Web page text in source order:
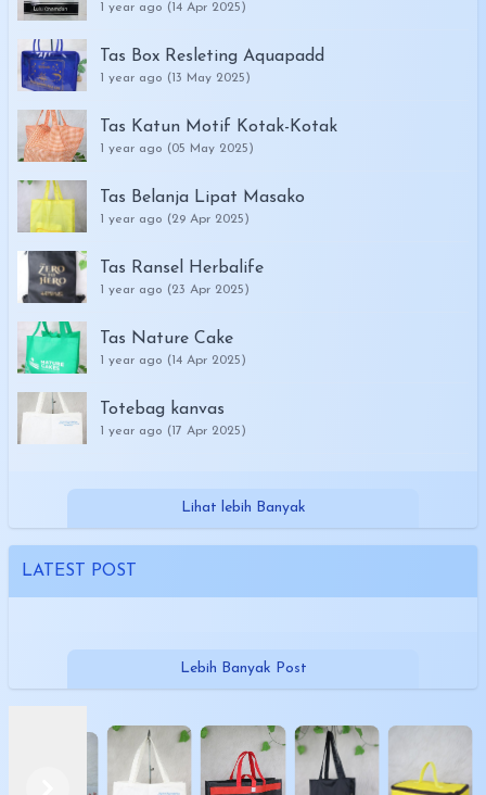
1 year ago (14 Apr 2025)
Tas Box Resleting Aquapadd
1 year ago (13 May 2025)
Tas Katun Motif Kotak-Kotak
1 year ago (05 May 2025)
Tas Belanja Lipat Masako
1 year ago (29 Apr 2025)
Tas Ransel Herbalife
1 year ago (23 Apr 2025)
Tas Nature Cake
1 year ago (14 Apr 2025)
Totebag kanvas
1 year ago (17 Apr 2025)
Lihat lebih Banyak
LATEST POST
Lebih Banyak Post